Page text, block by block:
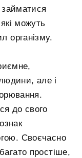
займатися
можуть
організму.
але і
до свого
Своєчасно
простіше,